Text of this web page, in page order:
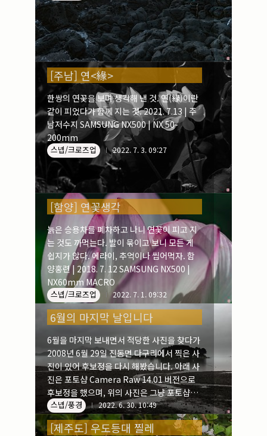
[주남] 연<緣>
한쌍의 연꽃을 보며 생각해 낸 것. 연(緣)이란
같이 피었다가 함께 지는 것. 2021. 7.13 | 주
남저수지 SAMSUNG NX500 | NX 50-
200mm
스넵/크로즈업 2022. 7. 3. 09:27
[함양] 연꽃생각
늙은 승용차를 폐차하고 나니 연꽃이 피고 지
는 것도 까먹는다. 발이 묶이고 보니 모든 게
쉽지가 않다. 에라이, 추억이나 씹어먹자. 함
양홍련 | 2018. 7. 12 SAMSUNG NX500 |
NX60mm MACRO
스넵/크로즈업 2022. 7. 1. 09:32
6월의 마지막 날입니다
6월을 마지막 보내면서 적당한 사진을 찾다가
2008년 6월 29일 진동면 다구리에서 찍은 사
진이 있어 후보정을 다시 해봤습니다. 아래 사
진은 포토샵 Camera Raw 14.01 버전으로
후보정을 했으며, 위의 사진은 그냥 포토샵에
서 여러겹 보정레이어로 작업을 한 사진입니
다. 구름을 강조했습니다.
스넵/풍경 2022. 6. 30. 10:49
[제주도] 우도등대 찔레